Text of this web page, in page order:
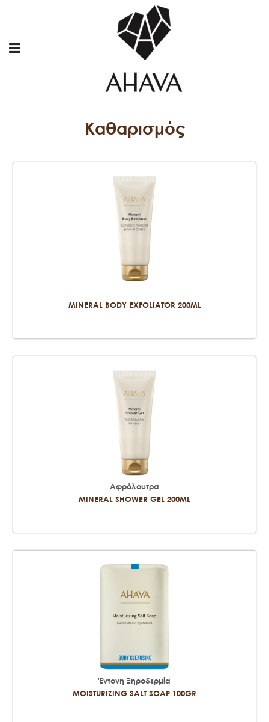
Καθαρισμός
MINERAL BODY EXFOLIATOR 200ML
Αφρόλουτρα
MINERAL SHOWER GEL 200ML
Έντονη Ξηροδερμία
MOISTURIZING SALT SOAP 100GR